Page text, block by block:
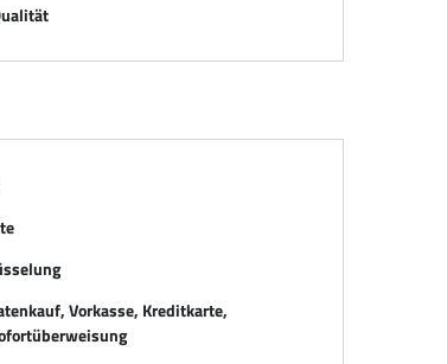
Vorkasse, Kreditkarte,